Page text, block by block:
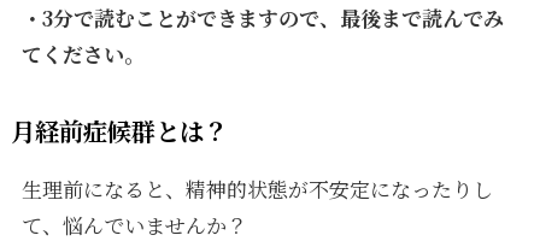
・3分で読むことができますので、最後まで読んでみ
てください。
月経前症候群とは？
生理前になると、精神的状態が不安定になったりし
て、悩んでいませんか？